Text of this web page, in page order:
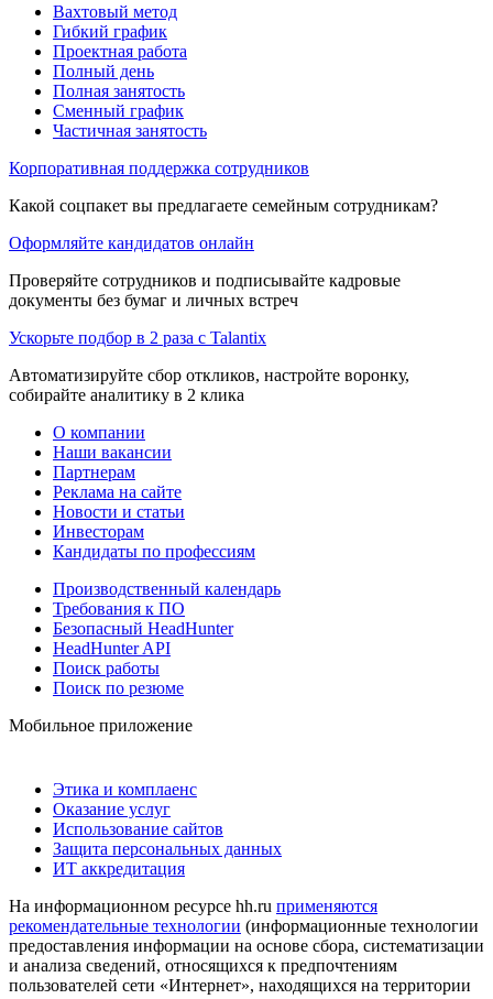
Вахтовый метод
Гибкий график
Проектная работа
Полный день
Полная занятость
Сменный график
Частичная занятость
Корпоративная поддержка сотрудников
Какой соцпакет вы предлагаете семейным сотрудникам?
Оформляйте кандидатов онлайн
Проверяйте сотрудников и подписывайте кадровые
документы без бумаг и личных встреч
Ускорьте подбор в 2 раза с Talantix
Автоматизируйте сбор откликов, настройте воронку,
собирайте аналитику в 2 клика
О компании
Наши вакансии
Партнерам
Реклама на сайте
Новости и статьи
Инвесторам
Кандидаты по профессиям
Производственный календарь
Требования к ПО
Безопасный HeadHunter
HeadHunter API
Поиск работы
Поиск по резюме
Мобильное приложение
Этика и комплаенс
Оказание услуг
Использование сайтов
Защита персональных данных
ИТ аккредитация
На информационном ресурсе hh.ru применяются
рекомендательные технологии (информационные технологии
предоставления информации на основе сбора, систематизации
и анализа сведений, относящихся к предпочтениям
пользователей сети «Интернет», находящихся на территории